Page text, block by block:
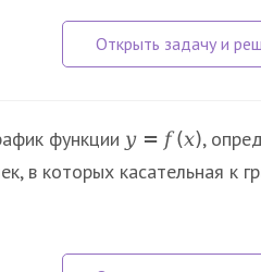
функции y = f (x),
в которых касательная к